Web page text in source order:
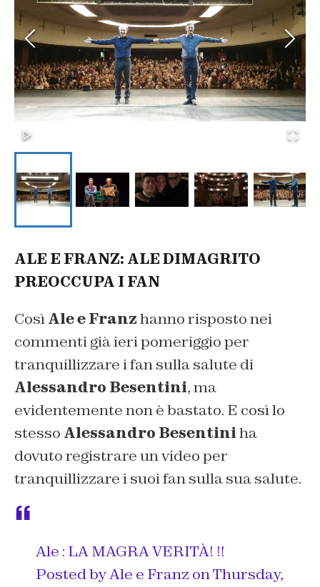
ALE E FRANZ: ALE DIMAGRITO
PREOCCUPA I FAN
CosìAle e Franzhanno risposto nei
commenti già ieri pomeriggio per
tranquillizzare i fan sulla salute di
Alessandro Besentini, ma
evidentemente non è bastato. E così lo
stesso Alessandro Besentiniha
dovuto registrare un video per
tranquillizzare i suoi fan sulla sua salute.
Ale : LA MAGRA VERITÀ! !!
Posted byAle e Franz on Thursday,